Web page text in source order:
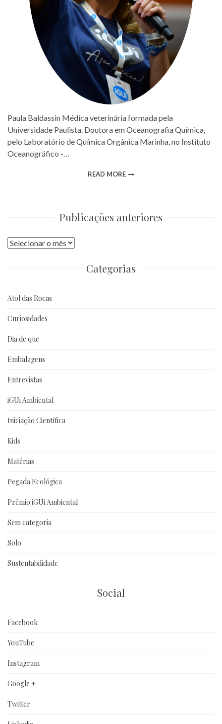
Paula Baldassin Médica veterinária formada pela
Universidade Paulista. Doutora em Oceanografia Química,
pelo Laboratório de Química Orgânica Marinha, no Instituto
Oceanográfico -…
READ MORE
Publicações anteriores
Publicações
Categorias
Atol das Rocas
Curiosidades
Dia de que
Embalagens
Entrevistas
iGUi Ambiental
Iniciação Científica
Kids
Matérias
Pegada Ecológica
Prêmio iGUi Ambiental
Sem categoria
Solo
Sustentabilidade
Social
Facebook
YouTube
Instagram
Google +
Twitter